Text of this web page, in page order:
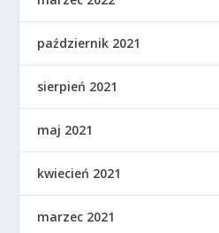
październik 2021
sierpień 2021
maj 2021
kwiecień 2021
marzec 2021